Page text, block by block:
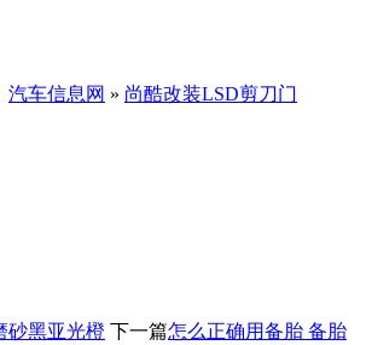
汽车信息网 » 尚酷改装LSD剪刀门
砂黑亚光橙 下一篇怎么正确用备胎 备胎